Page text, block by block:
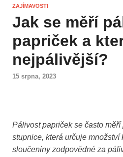
ZAJÍMAVOSTI
Jak se měří
papriček a
nejpálivější?
15 srpna, 2023
Pálivost papriček se často
stupnice, která určuje
sloučeniny zodpovědné za